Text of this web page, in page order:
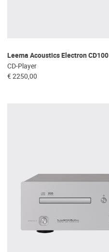
Leema Acoustics Electron CD100
CD-Player
€ 2250,00